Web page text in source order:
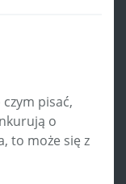
pisać,
o
to może się z